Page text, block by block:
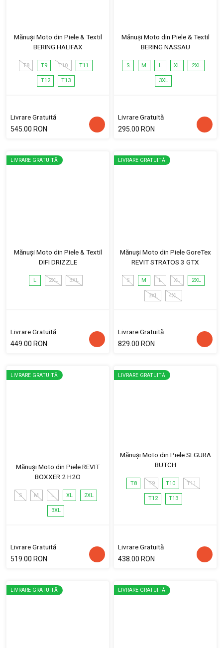
Mănuși Moto din Piele & Textil
BERING HALIFAX
T8 T9 T10 T11
T12 T13
Livrare Gratuită
545.00 RON
Mănuși Moto din Piele & Textil
BERING NASSAU
S M L XL 2XL
3XL
Livrare Gratuită
295.00 RON
LIVRARE GRATUITĂ
Mănuși Moto din Piele & Textil
DIFI DRIZZLE
L 2XL 3XL
Livrare Gratuită
449.00 RON
LIVRARE GRATUITĂ
Mănuși Moto din Piele GoreTex
REVIT STRATOS 3 GTX
S M L XL 2XL
3XL 4XL
Livrare Gratuită
829.00 RON
LIVRARE GRATUITĂ
Mănuși Moto din Piele REVIT
BOXXER 2 H2O
S M L XL 2XL
3XL
Livrare Gratuită
519.00 RON
LIVRARE GRATUITĂ
Mănuși Moto din Piele SEGURA
BUTCH
T8 T9 T10 T11
T12 T13
Livrare Gratuită
438.00 RON
LIVRARE GRATUITĂ LIVRARE GRATUITĂ